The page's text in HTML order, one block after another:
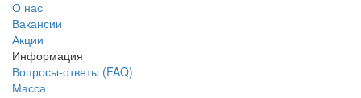
О нас
Вакансии
Акции
Информация
Вопросы-ответы (FAQ)
Масса